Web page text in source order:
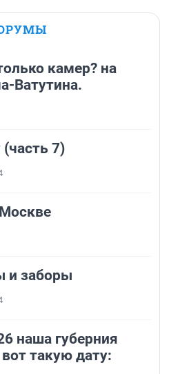
камер? на
Ватутина.
(часть 7)
и заборы
наша губерния
такую дату: